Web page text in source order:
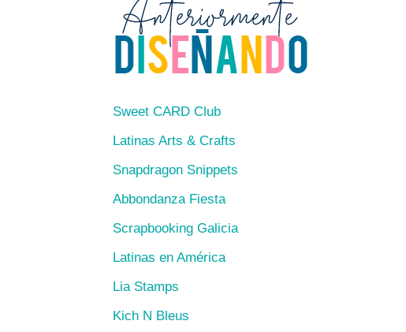
Sweet CARD Club
Latinas Arts & Crafts
Snapdragon Snippets
Abbondanza Fiesta
Scrapbooking Galicia
Latinas en América
Lia Stamps
Kich N Bleus